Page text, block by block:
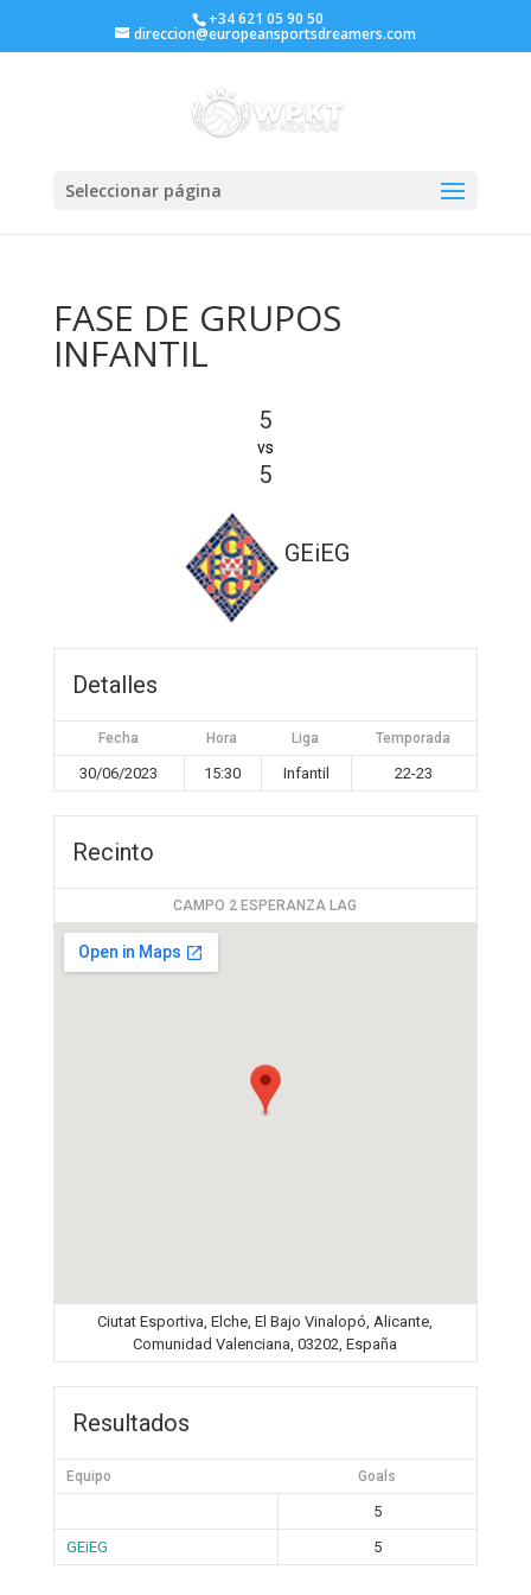
+34 621 05 90 50
direccion@europeansportsdreamers.com
Seleccionar página
FASE DE GRUPOS
INFANTIL
5
vs
5
GEiEG
Detalles
Fecha Hora Liga Temporada
30/06/2023 15:30 Infantil 22-23
Recinto
CAMPO 2 ESPERANZA LAG
Ciutat Esportiva, Elche, El Bajo Vinalopó, Alicante,
Comunidad Valenciana, 03202, España
Resultados
Equipo Goals
5
GEiEG
5